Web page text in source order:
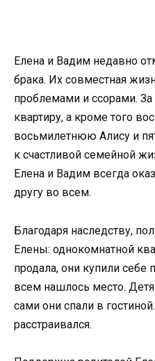
Елена и Вадим недавно
брака. Их совместная
проблемами и ссорами.
квартиру, а кроме того
восьмилетнюю Алису и
к счастливой семейной
Елена и Вадим всегда
другу во всем.
Благодаря наследству,
Елены: однокомнатной
продала, они купили себе
всем нашлось место.
сами они спали в
расстраивался.